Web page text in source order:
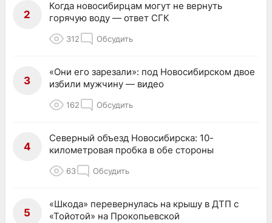
2
Когда новосибирцам могут не вернуть
горячую воду — ответ СГК
312 Обсудить
3
«Они его зарезали»: под Новосибирском двое
избили мужчину — видео
162 Обсудить
4
Северный объезд Новосибирска: 10-
километровая пробка в обе стороны
63 Обсудить
5
«Шкода» перевернулась на крышу в ДТП с
«Тойотой» на Прокопьевской